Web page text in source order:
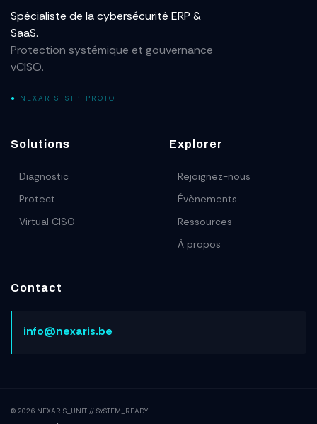
Spécialiste de la cybersécurité ERP &
SaaS.
Protection systémique et gouvernance
vCISO.
● NEXARIS_STP_PROTO
Solutions
Diagnostic
Protect
Virtual CISO
Explorer
Rejoignez-nous
Évènements
Ressources
À propos
Contact
info@nexaris.be
© 2026 NEXARIS_UNIT // SYSTEM_READY